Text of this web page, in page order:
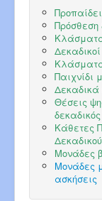
Δεκαδικοί
Παιχνίδι
Δεκαδικά
Θέσεις
Κάθετες
Μονάδες
Μονάδες
ασκήσεις